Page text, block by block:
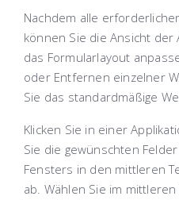
Nachdem alle
können Sie die Ansicht der
das Formularlayout
oder Entfernen einzelner
Sie das standardmäßige
Klicken Sie in einer
Sie die gewünschten
Fensters in den mittleren
ab. Wählen Sie im